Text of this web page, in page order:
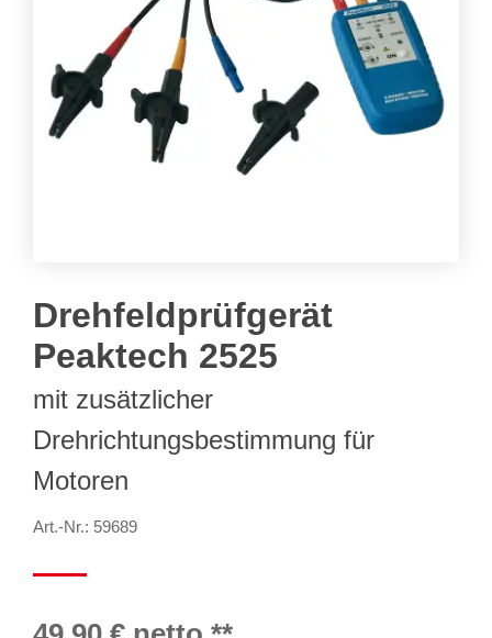
Drehfeldprüfgerät
Peaktech 2525
mit zusätzlicher
Drehrichtungsbestimmung für
Motoren
Art.-Nr.: 59689